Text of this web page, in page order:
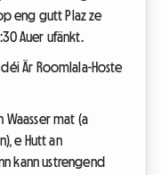
eng gutt Plaz ze
Auer ufänkt.
Är Roomlala-Hoste
Waasser mat (a
e Hutt an
kann ustrengend